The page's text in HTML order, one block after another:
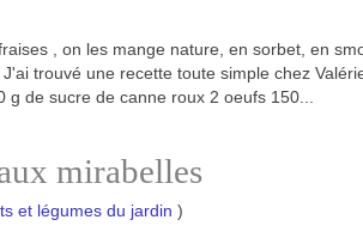
, on les mange nature, en sorbet, en
trouvé une recette toute simple chez
g de sucre de canne roux 2 oeufs 150...
mirabelles
et légumes du jardin )